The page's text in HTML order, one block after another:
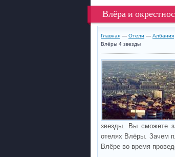
Влёра и
Главная — Отели — Албания
Влёры 4 звезды
звезды. Вы сможете
отелях Влёры. Зачем
Влёре во время